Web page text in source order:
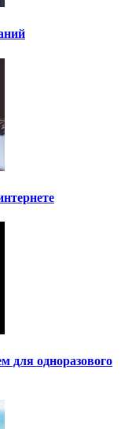
для одноразового